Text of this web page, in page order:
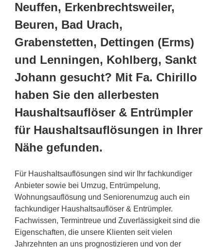
Neuffen, Erkenbrechtsweiler,
Beuren, Bad Urach,
Grabenstetten, Dettingen (Erms)
und Lenningen, Kohlberg, Sankt
Johann gesucht? Mit Fa. Chirillo
haben Sie den allerbesten
Haushaltsauflöser & Entrümpler
für Haushaltsauflösungen in Ihrer
Nähe gefunden.
Für Haushaltsauflösungen sind wir Ihr fachkundiger
Anbieter sowie bei Umzug, Entrümpelung,
Wohnungsauflösung und Seniorenumzug auch ein
fachkundiger Haushaltsauflöser & Entrümpler.
Fachwissen, Termintreue und Zuverlässigkeit sind die
Eigenschaften, die unsere Klienten seit vielen
Jahrzehnten an uns prognostizieren und von der